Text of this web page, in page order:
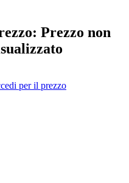
Prezzo non
per il prezzo